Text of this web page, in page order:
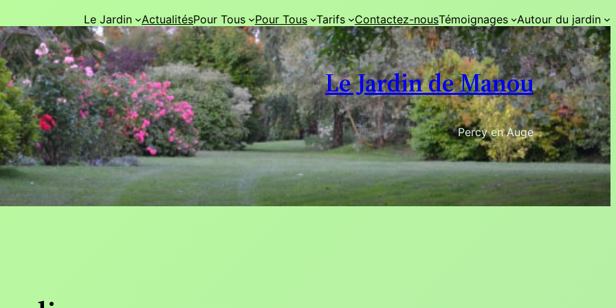
Le Jardin ActualitésPour Tous Pour Tous Tarifs Contactez-nousTémoignages Autour du jardin
Le Jardin de Manou
Percy en Auge